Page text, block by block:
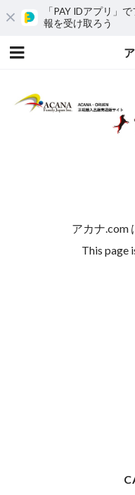
「PAY IDアプリ」
報を受け取ろう
アカナ.com
This page